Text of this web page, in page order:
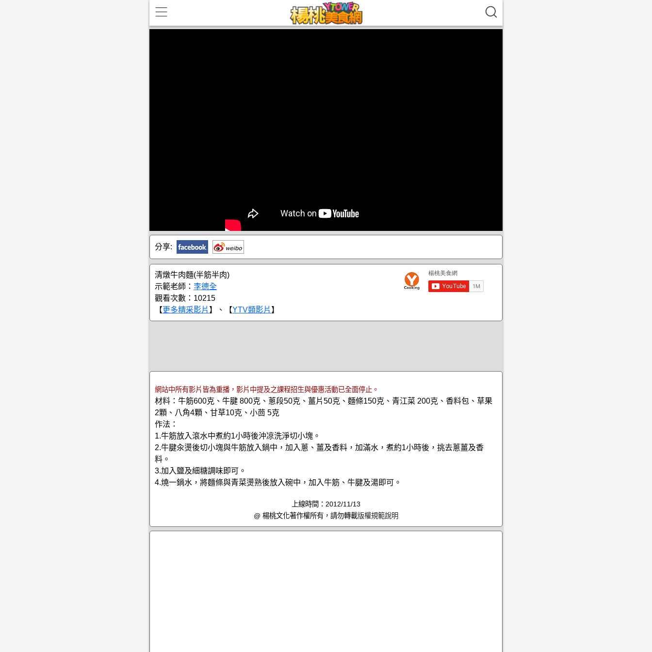
分享:
清燉牛肉麵(半筋半肉)
示範老師： 李德全
觀看次數：10215
【更多精采影片 】、【YTV類影片 】
網站中所有影片皆為重播，影片中提及之課程招生與優惠活動已全面停止。
材料：牛筋600克、牛腱 800克、蔥段50克、薑片50克、麵條150克、青江菜 200克、香料包、草果
2顆、八角4顆、甘草10克、小茴 5克
作法：
1.牛筋放入滾水中煮約1小時後沖凉洗淨切小塊。
2.牛腱汆燙後切小塊與牛筋放入鍋中，加入蔥、薑及香料，加滿水，煮約1小時後，挑去蔥薑及香
料。
3.加入鹽及細糖調味即可。
4.燒一鍋水，將麵條與青菜燙熟後放入碗中，加入牛筋、牛腱及湯即可。
上線時間：2012/11/13
@ 楊桃文化著作權所有，請勿轉載版權規範說明